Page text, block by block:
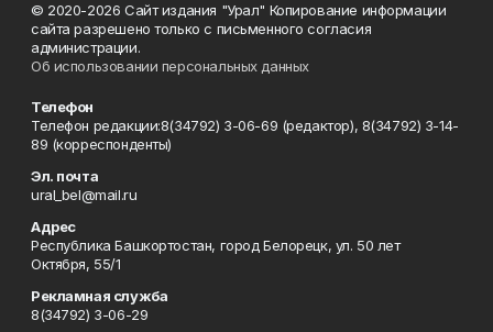
© 2020-2026 Сайт издания "Урал" Копирование информации
сайта разрешено только с письменного согласия
администрации.
Об использовании персональных данных
Телефон
Телефон редакции:8(34792) 3-06-69 (редактор), 8(34792) 3-14-
89 (корреспонденты)
Эл. почта
ural_bel@mail.ru
Адрес
Республика Башкортостан, город Белорецк, ул. 50 лет
Октября, 55/1
Рекламная служба
8(34792) 3-06-29